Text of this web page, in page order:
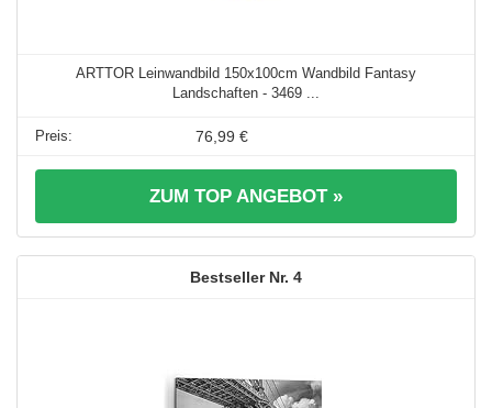
ARTTOR Leinwandbild 150x100cm Wandbild Fantasy
Landschaften - 3469 ...
76,99 €
ZUM TOP ANGEBOT »
4